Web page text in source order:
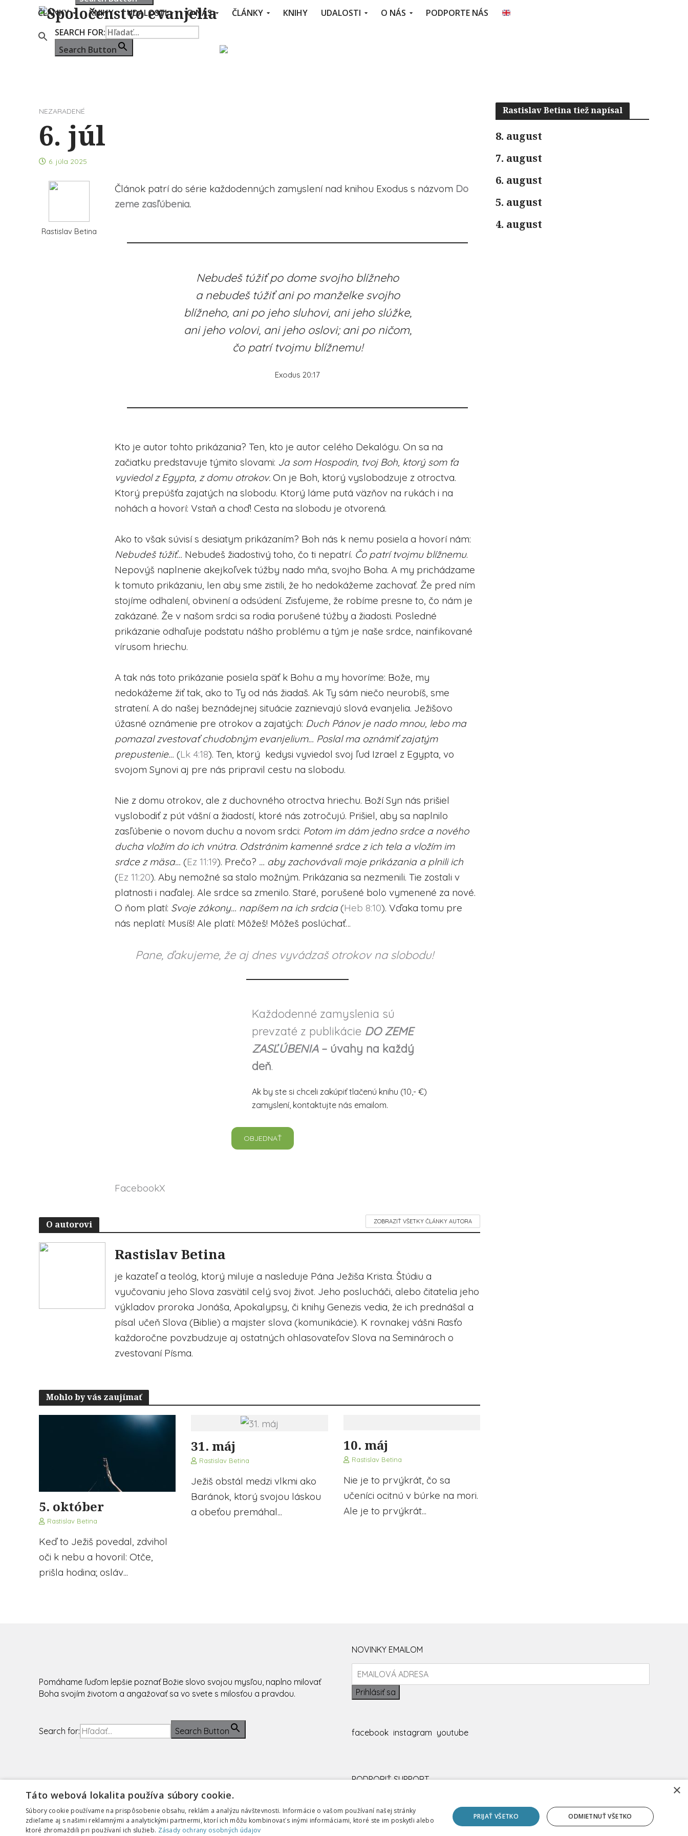
ČLÁNKY KNIHY UDALOSTI O NÁS ČLÁNKY KNIHY UDALOSTI O NÁS
PODPORTE NÁS
SEARCH FOR:
Search Button
NEZARADENÉ
6. júl
6. júla 2025
Rastislav Betina
Článok patrí do série každodenných zamyslení nad knihou Exodus s názvom Do
zeme zasľúbenia.
Nebudeš túžiť po dome svojho blížneho
a nebudeš túžiť ani po manželke svojho
blížneho, ani po jeho sluhovi, ani jeho slúžke,
ani jeho volovi, ani jeho oslovi; ani po ničom,
čo patrí tvojmu blížnemu!
Exodus 20:17
Kto je autor tohto prikázania? Ten, kto je autor celého Dekalógu. On sa na
začiatku predstavuje týmito slovami: Ja som Hospodin, tvoj Boh, ktorý som ťa
vyviedol z Egypta, z domu otrokov. On je Boh, ktorý vyslobodzuje z otroctva.
Ktorý prepúšťa zajatých na slobodu. Ktorý láme putá väzňov na rukách i na
nohách a hovorí: Vstaň a choď! Cesta na slobodu je otvorená.
Ako to však súvisí s desiatym prikázaním? Boh nás k nemu posiela a hovorí nám:
Nebudeš túžiť… Nebudeš žiadostivý toho, čo ti nepatrí. Čo patrí tvojmu blížnemu.
Nepovýš naplnenie akejkoľvek túžby nado mňa, svojho Boha. A my prichádzame
k tomuto prikázaniu, len aby sme zistili, že ho nedokážeme zachovať. Že pred ním
stojíme odhalení, obvinení a odsúdení. Zisťujeme, že robíme presne to, čo nám je
zakázané. Že v našom srdci sa rodia porušené túžby a žiadosti. Posledné
prikázanie odhaľuje podstatu nášho problému a tým je naše srdce, nainfikované
vírusom hriechu.
A tak nás toto prikázanie posiela späť k Bohu a my hovoríme: Bože, my
nedokážeme žiť tak, ako to Ty od nás žiadaš. Ak Ty sám niečo neurobíš, sme
stratení. A do našej beznádejnej situácie zaznievajú slová evanjelia. Ježišovo
úžasné oznámenie pre otrokov a zajatých: Duch Pánov je nado mnou, lebo ma
pomazal zvestovať chudobným evanjelium… Poslal ma oznámiť zajatým
prepustenie…(Lk 4:18). Ten, ktorý kedysi vyviedol svoj ľud Izrael z Egypta, vo
svojom Synovi aj pre nás pripravil cestu na slobodu.
Nie z domu otrokov, ale z duchovného otroctva hriechu. Boží Syn nás prišiel
vyslobodiť z pút vášní a žiadostí, ktoré nás zotročujú. Prišiel, aby sa naplnilo
zasľúbenie o novom duchu a novom srdci: Potom im dám jedno srdce a nového
ducha vložím do ich vnútra. Odstránim kamenné srdce z ich tela a vložím im
srdce z mäsa…(Ez 11:19). Prečo? … aby zachovávali moje prikázania a plnili ich
(Ez 11:20). Aby nemožné sa stalo možným. Prikázania sa nezmenili. Tie zostali v
platnosti i naďalej. Ale srdce sa zmenilo. Staré, porušené bolo vymenené za nové.
O ňom platí: Svoje zákony… napíšem na ich srdcia(Heb 8:10). Vďaka tomu pre
nás neplatí: Musíš! Ale platí: Môžeš! Môžeš poslúchať…
Pane, ďakujeme, že aj dnes vyvádzaš otrokov na slobodu!
Každodenné zamyslenia sú
prevzaté z publikácie DO ZEME
ZASĽÚBENIA – úvahy na každý
deň.
Ak by ste si chceli zakúpiť tlačenú knihu (10,- €)
zamyslení, kontaktujte nás emailom.
OBJEDNAŤ
FacebookX
O autorovi ZOBRAZIŤ VŠETKY ČLÁNKY AUTORA
Rastislav Betina
je kazateľ a teológ, ktorý miluje a nasleduje Pána Ježiša Krista. Štúdiu a
vyučovaniu jeho Slova zasvätil celý svoj život. Jeho poslucháči, alebo čitatelia jeho
výkladov proroka Jonáša, Apokalypsy, či knihy Genezis vedia, že ich prednášal a
písal učeň Slova (Biblie) a majster slova (komunikácie). K rovnakej vášni Rasťo
každoročne povzbudzuje aj ostatných ohlasovateľov Slova na Seminároch o
zvestovaní Písma.
Mohlo by vás zaujímať
5. október
Rastislav Betina
Keď to Ježiš povedal, zdvihol
oči k nebu a hovoril: Otče,
prišla hodina; osláv...
31. máj
Rastislav Betina
Ježiš obstál medzi vlkmi ako
Baránok, ktorý svojou láskou
a obeťou premáhal...
10. máj
Rastislav Betina
Nie je to prvýkrát, čo sa
učeníci ocitnú v búrke na mori.
Ale je to prvýkrát...
Rastislav Betina tiež napísal
8. august
7. august
6. august
5. august
4. august
Pomáhame ľuďom lepšie poznať Božie slovo svojou mysľou, naplno milovať
Boha svojím životom a angažovať sa vo svete s milosťou a pravdou.
Search for: Search Button
NOVINKY EMAILOM
Prihlásiť sa
facebook instagram youtube
PODPORIŤ SUPPORT
Všetky práva vyhradené.
info[at]se.sk
×
Táto webová lokalita používa súbory cookie.
Súbory cookie používame na prispôsobenie obsahu, reklám a analýzu návštevnosti. Informácie o vašom používaní našej stránky
zdieľame aj s našimi reklamnými a analytickými partnermi, ktorí ich môžu kombinovať s inými informáciami, ktoré ste im poskytli alebo
ktoré zhromaždili pri používaní ich služieb. Zásady ochrany osobných údajov
PRIJAŤ VŠETKO ODMIETNUŤ VŠETKO